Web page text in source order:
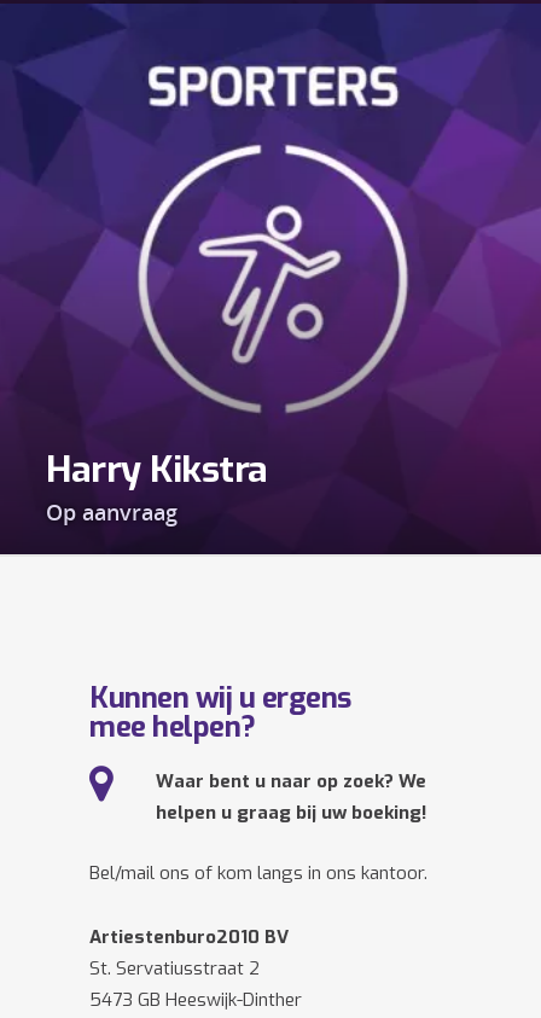
Harry Kikstra
Op aanvraag
Kunnen wij u ergens
mee helpen?
Waar bent u naar op zoek? We
helpen u graag bij uw boeking!
Bel/mail ons of kom langs in ons kantoor.
Artiestenburo2010 BV
St. Servatiusstraat 2
5473 GB Heeswijk-Dinther